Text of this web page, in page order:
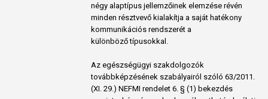
négy alaptípus jellemzőinek elemzése révén
minden résztvevő kialakítja a saját hatékony
kommunikációs rendszerét a
különböző típusokkal.
Az egészségügyi szakdolgozók
továbbképzésének szabályairól szóló 63/2011.
(XI. 29.) NEFMI rendelet 6. § (1) bekezdés